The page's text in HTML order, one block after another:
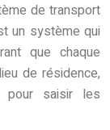
de transport
un système qui
que chaque
de résidence,
saisir les